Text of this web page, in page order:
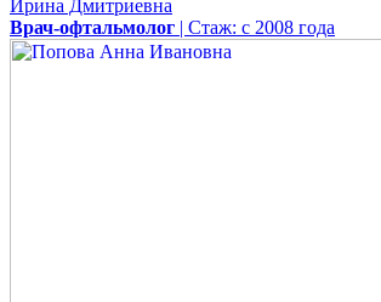
Ирина Дмитриевна
Врач-офтальмолог | Стаж: с 2008 года